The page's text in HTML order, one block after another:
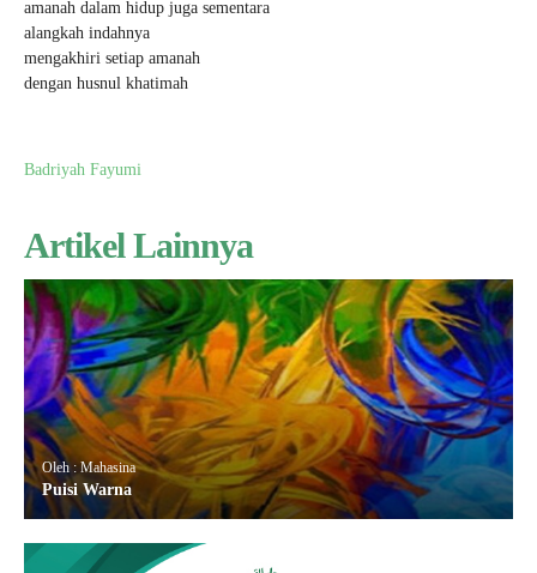
amanah dalam hidup juga sementara
alangkah indahnya
mengakhiri setiap amanah
dengan husnul khatimah
Badriyah Fayumi
Artikel Lainnya
Oleh : Mahasina
Puisi Warna